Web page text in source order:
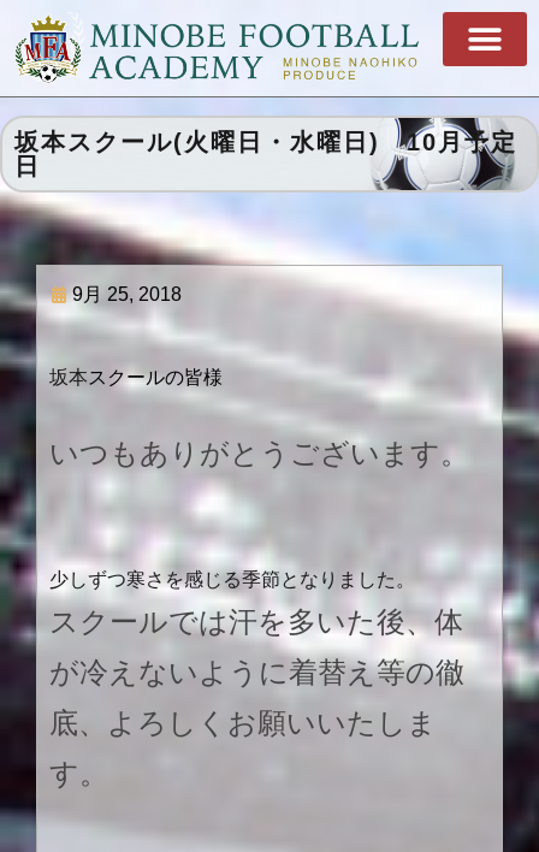
坂本スクール(火曜日・水曜日) 10月予定
日
9月 25, 2018
坂本スクールの皆様
いつもありがとうございます。
少しずつ寒さを感じる季節となりました。
スクールでは汗を多いた後、体
が冷えないように着替え等の徹
底、よろしくお願いいたしま
す。